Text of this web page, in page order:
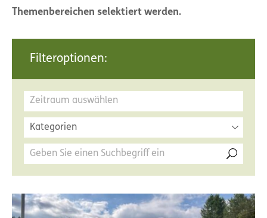
Themenbereichen selektiert werden.
Filteroptionen:
Kategorien